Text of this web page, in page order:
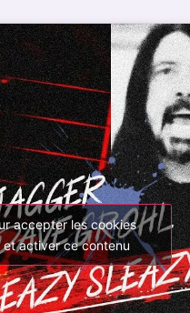
accepter les cookies
activer ce contenu